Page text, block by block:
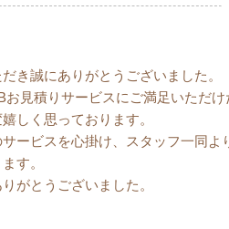
き誠にありがとうございました。
お見積りサービスにご満足いただけ
しく思っております。
ービスを心掛け、スタッフ一同よ
す。
がとうございました。